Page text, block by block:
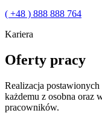
( +48 ) 888 888 764
Kariera
Oferty pracy
Realizacja
każdemu z osobna oraz
pracowników.